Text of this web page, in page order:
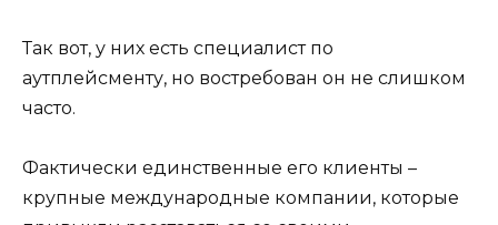
Так вот, у них есть специалист по
аутплейсменту, но востребован он не слишком
часто.
Фактически единственные его клиенты –
крупные международные компании, которые